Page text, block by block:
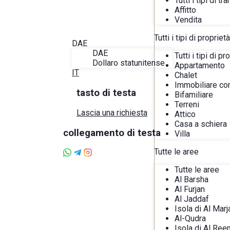
DAE
DAE
Dollaro statunitense
IT
tasto di testa
Lascia una richiesta
collegamento di testa
Affitto
Vendita
Tutti i tipi di proprietà
Tutti i tipi di
Appartamento
Chalet
Immobiliare
Bifamiliare
Terreni
Attico
Casa a schiera
Villa
Tutte le aree
Tutte le aree
Al Barsha
Al Furjan
Al Jaddaf
Isola di Al
Al-Qudra